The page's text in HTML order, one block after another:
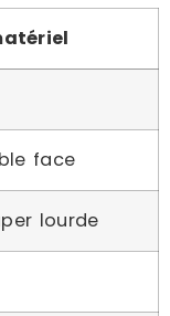
face
lourde